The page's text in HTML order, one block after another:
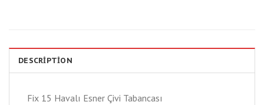
DESCRIPTION
Fix 15 Havalı Esner Çivi Tabancası